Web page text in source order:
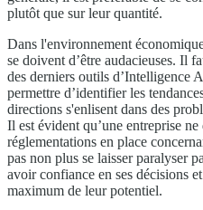
plutôt que sur leur quantité.
Dans l'environnement
se doivent d’être audacieuses. Il
des derniers outils d’Intelligence
permettre d’identifier les
directions s'enlisent dans des
Il est évident qu’une entreprise
réglementations en place
pas non plus se laisser paralyser
avoir confiance en ses décisions
maximum de leur potentiel.